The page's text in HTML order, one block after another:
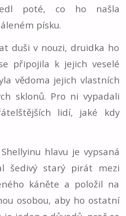
poté, co ho našla
písku.
duši v nouzi, druidka ho
připojila k jejich veselé
vědoma jejich vlastních
sklonů. Pro ni vypadali
lidí, jaké kdy
hlavu je vypsaná
šedivý starý pirát mezi
káněte a položil na
osobou, aby ho ostatní